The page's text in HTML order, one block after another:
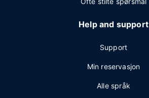
Help and support
Support
Min reservasjon
Alle språk